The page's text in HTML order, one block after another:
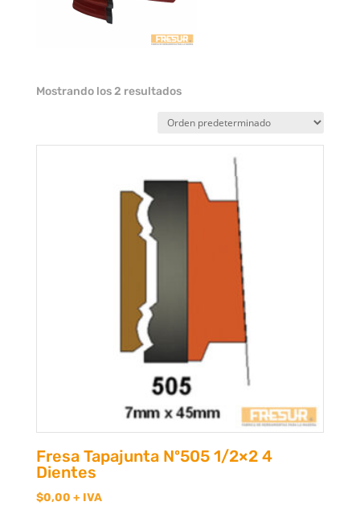
Mostrando los 2 resultados
Fresa Tapajunta Nº505 1/2×2 4
Dientes
$0,00 + IVA